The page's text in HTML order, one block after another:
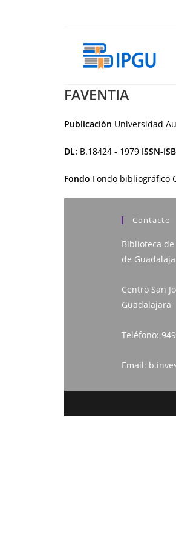
FAVENTIA
Publicación Universidad
DL: B.18424 - 1979 ISSN-
Fondo Fondo bibliográfico
Contacto
Biblioteca
de
Centro San
Guadalajara
Teléfono:
Email: